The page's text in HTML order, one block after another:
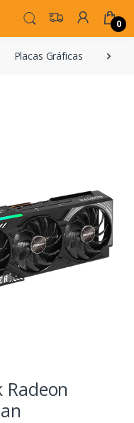
0
Placas Gráficas
Radeon